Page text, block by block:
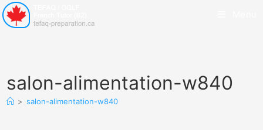
salon-alimentation-w840
> salon-alimentation-w840